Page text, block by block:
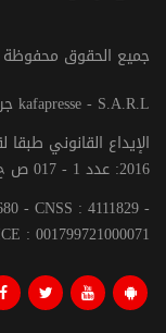
© جميع الحقوق محفوظة 2011
جريدة إلكترونية مستقلة تصدر عن الشركة kafapresse - S.A.R.L
2016: عدد 1 - 017 ص ح
- CNSS : 4111829 -
: 001799721000071